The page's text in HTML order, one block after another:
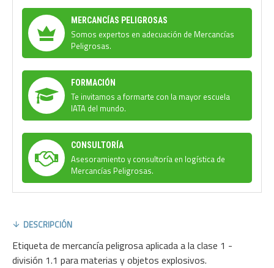
MERCANCÍAS PELIGROSAS
Somos expertos en adecuación de Mercancías
Peligrosas.
FORMACIÓN
Te invitamos a formarte con la mayor escuela
IATA del mundo.
CONSULTORÍA
Asesoramiento y consultoría en logística de
Mercancías Peligrosas.
DESCRIPCIÓN
Etiqueta de mercancía peligrosa aplicada a la clase 1 -
división 1.1 para materias y objetos explosivos.